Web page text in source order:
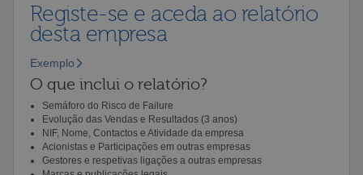
Registe-se e aceda ao relatório
desta empresa
Exemplo
O que inclui o relatório?
Semáforo do Risco de Failure
Evolução das Vendas e Resultados (3 anos)
NIF, Nome, Contactos e Atividade da empresa
Acionistas e Participações em outras empresas
Gestores e respetivas ligações a outras empresas